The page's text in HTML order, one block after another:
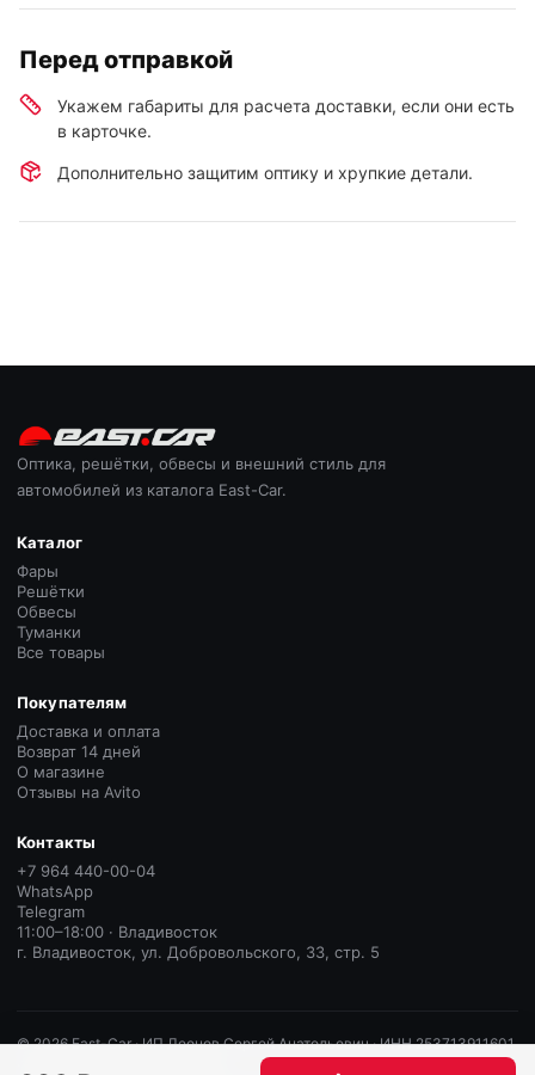
Перед отправкой
Укажем габариты для расчета доставки, если они есть
в карточке.
Дополнительно защитим оптику и хрупкие детали.
Оптика, решётки, обвесы и внешний стиль для
автомобилей из каталога East-Car.
Каталог
Фары
Решётки
Обвесы
Туманки
Все товары
Покупателям
Доставка и оплата
Возврат 14 дней
О магазине
Отзывы на Avito
Контакты
+7 964 440-00-04
WhatsApp
Telegram
11:00–18:00 · Владивосток
г. Владивосток, ул. Добровольского, 33, стр. 5
©2026East-Car ·ИП Леонов Сергей Анатольевич · ИНН 253713911601